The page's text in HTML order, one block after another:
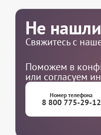
Не
Свяжитесь с
Поможем в
или согласуем
Номер телефона
8 800 775-29-12